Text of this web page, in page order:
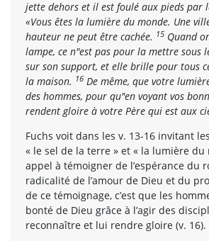
jette dehors et il est foulé aux pieds par
«Vous êtes la lumière du monde. Une
hauteur ne peut être cachée. 15 Quand
lampe, ce n"est pas pour la mettre sous
sur son support, et elle brille pour tous
la maison. 16 De même, que votre
des hommes, pour qu"en voyant vos
rendent gloire à votre Père qui est aux
Fuchs voit dans les v. 13-16 invitant
« le sel de la terre » et « la lumière du
appel à témoigner de l’espérance du
radicalité de l’amour de Dieu et du
de ce témoignage, c’est que les
bonté de Dieu grâce à l’agir des
reconnaître et lui rendre gloire (v. 16).